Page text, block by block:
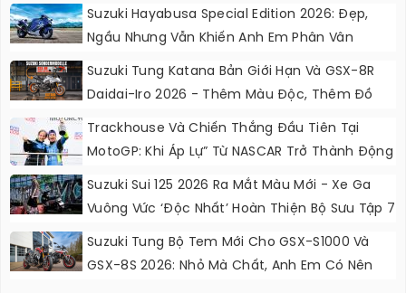
Suzuki Hayabusa Special Edition 2026: Đẹp,
Ngầu Nhưng Vẫn Khiến Anh Em Phân Vân
Suzuki Tung Katana Bản Giới Hạn Và GSX-8R
Daidai-Iro 2026 - Thêm Màu Độc, Thêm Đồ
Chơi, Thêm Cá Tính
Trackhouse Và Chiến Thắng Đầu Tiên Tại
MotoGP: Khi Áp Lự” Từ NASCAR Trở Thành Động
Suzuki Sui 125 2026 Ra Mắt Màu Mới - Xe Ga
Vuông Vức ‘độc Nhất’ Hoàn Thiện Bộ Sưu Tập 7
Suzuki Tung Bộ Tem Mới Cho GSX-S1000 Và
GSX-8S 2026: Nhỏ Mà Chất, Anh Em Có Nên